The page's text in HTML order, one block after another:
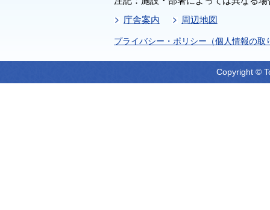
庁舎案内
周辺地図
プライバシー・ポリシー（個人情報の取
Copyright ©